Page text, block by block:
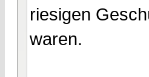
riesigen
waren.